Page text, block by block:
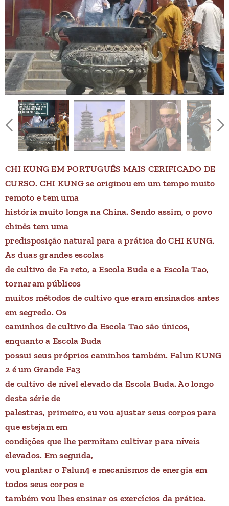
CHI KUNG EM PORTUGUÊS MAIS CERIFICADO DE
CURSO. CHI KUNG se originou em um tempo muito
remoto e tem uma
história muito longa na China. Sendo assim, o povo
chinês tem uma
predisposição natural para a prática do CHI KUNG.
As duas grandes escolas
de cultivo de Fa reto, a Escola Buda e a Escola Tao,
tornaram públicos
muitos métodos de cultivo que eram ensinados antes
em segredo. Os
caminhos de cultivo da Escola Tao são únicos,
enquanto a Escola Buda
possui seus próprios caminhos também. Falun KUNG
2 é um Grande Fa3
de cultivo de nível elevado da Escola Buda. Ao longo
desta série de
palestras, primeiro, eu vou ajustar seus corpos para
que estejam em
condições que lhe permitam cultivar para níveis
elevados. Em seguida,
vou plantar o Falun4 e mecanismos de energia em
todos seus corpos e
também vou lhes ensinar os exercícios da prática.